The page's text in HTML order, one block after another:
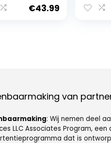
€43.99
van
: Wij nemen deel
LLC Associates Program,
dat is